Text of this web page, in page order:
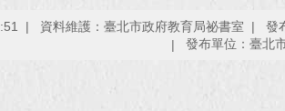
資料維護：臺北市政府教育局祕書室
發
發布單位：臺北